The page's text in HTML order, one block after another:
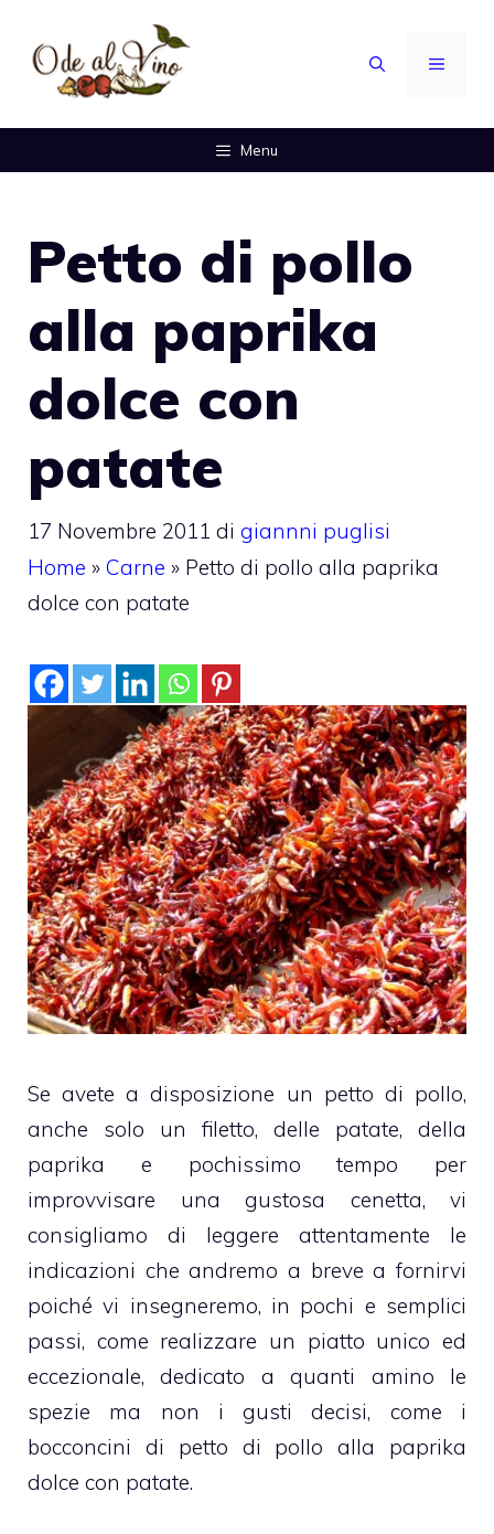
contenuto
MENU
Menu
Petto di pollo
alla paprika
dolce con
patate
17 Novembre 2011 di giannni puglisi
Home » Carne » Petto di pollo alla paprika
dolce con patate
Se avete a disposizione un petto di pollo,
anche solo un filetto, delle patate, della
paprika e pochissimo tempo per
improvvisare una gustosa cenetta, vi
consigliamo di leggere attentamente le
indicazioni che andremo a breve a fornirvi
poiché vi insegneremo, in pochi e semplici
passi, come realizzare un piatto unico ed
eccezionale, dedicato a quanti amino le
spezie ma non i gusti decisi, come i
bocconcini di petto di pollo alla paprika
dolce con patate.